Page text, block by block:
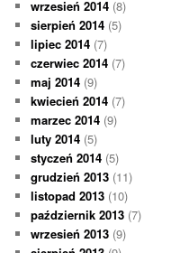
wrzesień 2014 (8)
sierpień 2014 (5)
lipiec 2014 (7)
czerwiec 2014 (7)
maj 2014 (9)
kwiecień 2014 (7)
marzec 2014 (9)
luty 2014 (5)
styczeń 2014 (5)
grudzień 2013 (11)
listopad 2013 (10)
październik 2013 (7)
wrzesień 2013 (9)